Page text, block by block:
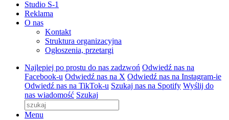
Studio S-1
Reklama
O nas
Kontakt
Struktura organizacyjna
Ogłoszenia, przetargi
Najlepiej po prostu do nas zadzwoń Odwiedź nas na
Facebook-u Odwiedź nas na X Odwiedź nas na Instagram-ie
Odwiedź nas na TikTok-u Szukaj nas na Spotify Wyślij do
nas wiadomość Szukaj
Menu